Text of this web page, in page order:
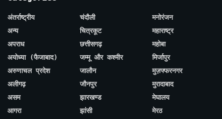
अंतर्राष्ट्रीय
अन्य
अपराध
अयोध्या (फैजाबाद)
अरुणाचल प्रदेश
अलीगढ़
असम
आगरा
चंदौली
चित्रकूट
छत्तीसगढ़
जम्मू और कश्मीर
जालौन
जौनपुर
झारखण्ड
झांसी
मनोरंजन
महाराष्ट्र
महोबा
मिर्जापुर
मुज़फ्फरनगर
मुरादाबाद
मेघालय
मेरठ